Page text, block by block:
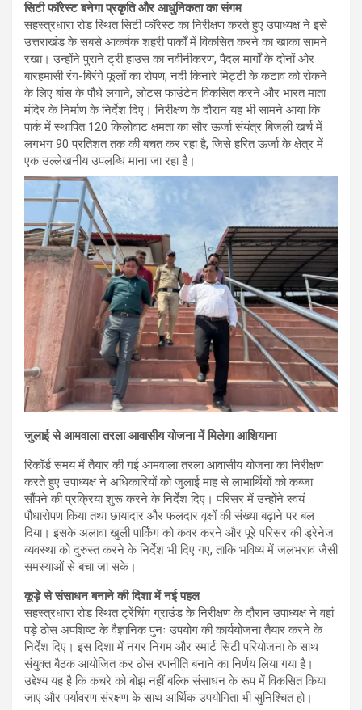
सिटी फॉरेस्ट बनेगा प्रकृति और आधुनिकता का संगम
सहस्त्रधारा रोड स्थित सिटी फॉरेस्ट का निरीक्षण करते हुए उपाध्यक्ष ने इसे
उत्तराखंड के सबसे आकर्षक शहरी पार्कों में विकसित करने का खाका सामने
रखा। उन्होंने पुराने ट्री हाउस का नवीनीकरण, पैदल मार्गों के दोनों ओर
बारहमासी रंग-बिरंगे फूलों का रोपण, नदी किनारे मिट्टी के कटाव को रोकने
के लिए बांस के पौधे लगाने, लोटस फाउंटेन विकसित करने और भारत माता
मंदिर के निर्माण के निर्देश दिए। निरीक्षण के दौरान यह भी सामने आया कि
पार्क में स्थापित 120 किलोवाट क्षमता का सौर ऊर्जा संयंत्र बिजली खर्च में
लगभग 90 प्रतिशत तक की बचत कर रहा है, जिसे हरित ऊर्जा के क्षेत्र में
एक उल्लेखनीय उपलब्धि माना जा रहा है।
जुलाई से आमवाला तरला आवासीय योजना में मिलेगा आशियाना
रिकॉर्ड समय में तैयार की गई आमवाला तरला आवासीय योजना का निरीक्षण
करते हुए उपाध्यक्ष ने अधिकारियों को जुलाई माह से लाभार्थियों को कब्जा
सौंपने की प्रक्रिया शुरू करने के निर्देश दिए। परिसर में उन्होंने स्वयं
पौधारोपण किया तथा छायादार और फलदार वृक्षों की संख्या बढ़ाने पर बल
दिया। इसके अलावा खुली पार्किंग को कवर करने और पूरे परिसर की ड्रेनेज
व्यवस्था को दुरुस्त करने के निर्देश भी दिए गए, ताकि भविष्य में जलभराव जैसी
समस्याओं से बचा जा सके।
कूड़े से संसाधन बनाने की दिशा में नई पहल
सहस्त्रधारा रोड स्थित ट्रेंचिंग ग्राउंड के निरीक्षण के दौरान उपाध्यक्ष ने वहां
पड़े ठोस अपशिष्ट के वैज्ञानिक पुनः उपयोग की कार्ययोजना तैयार करने के
निर्देश दिए। इस दिशा में नगर निगम और स्मार्ट सिटी परियोजना के साथ
संयुक्त बैठक आयोजित कर ठोस रणनीति बनाने का निर्णय लिया गया है।
उद्देश्य यह है कि कचरे को बोझ नहीं बल्कि संसाधन के रूप में विकसित किया
जाए और पर्यावरण संरक्षण के साथ आर्थिक उपयोगिता भी सुनिश्चित हो।